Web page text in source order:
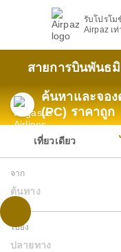
รับโปรโ
Airpaz เ
สายการบินพันธ
ค้นหาและจอง
(PC) ราคาถูก
เที่ยวเดียว
จาก
ต้นทาง
ไปยัง
ปลายทาง